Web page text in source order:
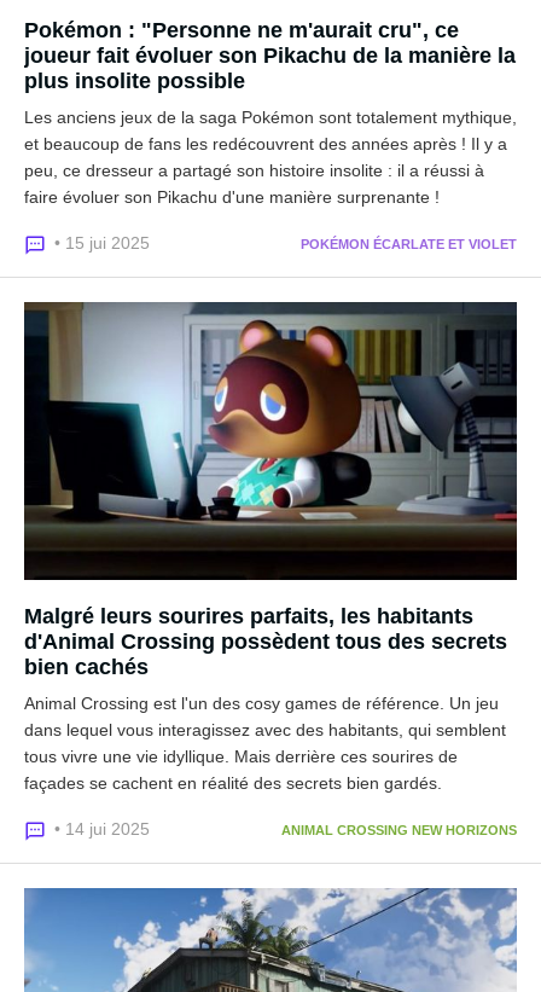
Pokémon : "Personne ne m'aurait cru", ce
joueur fait évoluer son Pikachu de la manière la
plus insolite possible
Les anciens jeux de la saga Pokémon sont totalement mythique,
et beaucoup de fans les redécouvrent des années après ! Il y a
peu, ce dresseur a partagé son histoire insolite : il a réussi à
faire évoluer son Pikachu d'une manière surprenante !
• 15 jui 2025 POKÉMON ÉCARLATE ET VIOLET
Malgré leurs sourires parfaits, les habitants
d'Animal Crossing possèdent tous des secrets
bien cachés
Animal Crossing est l'un des cosy games de référence. Un jeu
dans lequel vous interagissez avec des habitants, qui semblent
tous vivre une vie idyllique. Mais derrière ces sourires de
façades se cachent en réalité des secrets bien gardés.
• 14 jui 2025 ANIMAL CROSSING NEW HORIZONS